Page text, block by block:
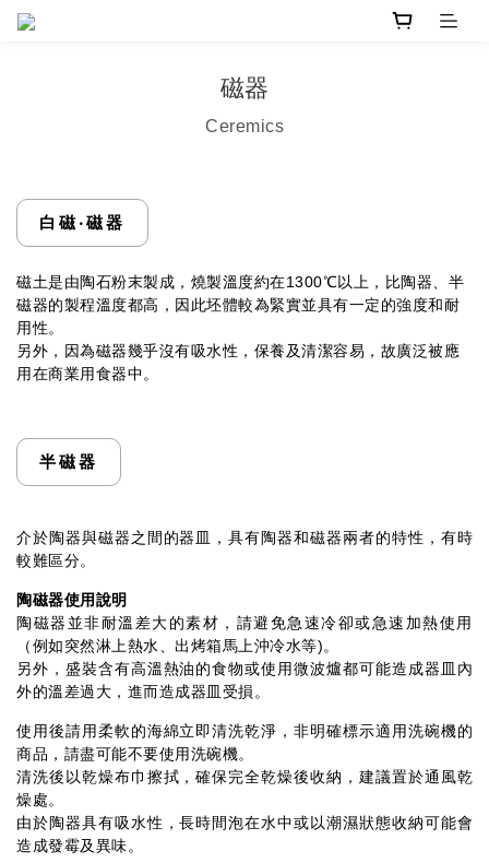
磁器
Ceremics
白磁‧磁器
磁土是由陶石粉末製成，燒製溫度約在1300℃以上，比陶器、半
磁器的製程溫度都高， 因此坯體較為緊實並具有一定的強度和耐
用性。
另外，因為磁器幾乎沒有吸水性，保養及清潔容易，故廣泛被應
用在商業用食器中。
半磁器
介於陶器與磁器之間的器皿，具有陶器和磁器兩者的特性，有時
較難區分。
陶磁器使用說明
陶磁器並非耐溫差大的素材，請避免急速冷卻或急速加熱使用
（例如突然淋上熱水、出烤箱馬上沖冷水等)。
另外，盛裝含有高溫熱油的食物或使用微波爐都可能造成器皿內
外的溫差過大，進而造成器皿受損。
使用後請用柔軟的海綿立即清洗乾淨，非明確標示適用洗碗機的
商品，請盡可能不要使用洗碗機。
清洗後以乾燥布巾擦拭，確保完全乾燥後收納，建議置於通風乾
燥處。
由於陶器具有吸水性，長時間泡在水中或以潮濕狀態收納可能會
造成發霉及異味。